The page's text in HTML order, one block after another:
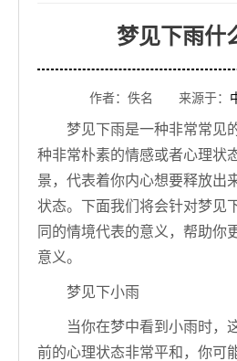
梦见下雨什
作者：佚名 来源于：
梦见下雨是一种非常常见
种非常朴素的情感或者心理状
景，代表着你内心想要释放出
状态。下面我们将会针对梦见
同的情境代表的意义，帮助你
意义。
梦见下小雨
当你在梦中看到小雨时，
前的心理状态非常平和，你可